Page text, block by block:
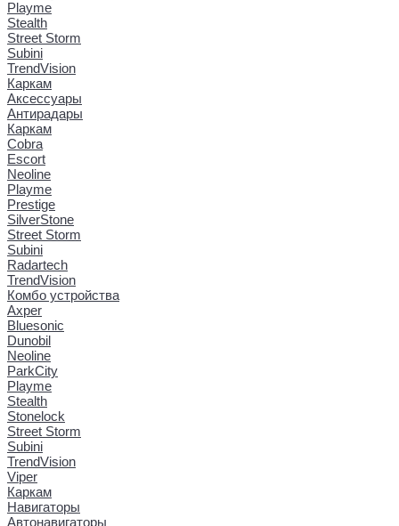
Playme
Stealth
Street Storm
Subini
TrendVision
Каркам
Аксессуары
Антирадары
Каркам
Cobra
Escort
Neoline
Playme
Prestige
SilverStone
Street Storm
Subini
Radartech
TrendVision
Комбо устройства
Axper
Bluesonic
Dunobil
Neoline
ParkCity
Playme
Stealth
Stonelock
Street Storm
Subini
TrendVision
Viper
Каркам
Навигаторы
Автонавигаторы